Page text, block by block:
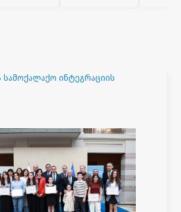
სამოქალაქო ინტეგრაციის